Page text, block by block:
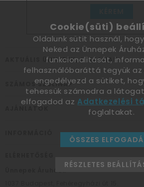
AKTUÁLIS ÜNNEPEK, ALKALMAK
SZÁMOS SZÜLINAP
AJÁNLATOK
Ünnepek Áruháza
Cookie(süti)
Oldalunk sütit használ,
Neked az Ünnepek
funkcionalitását,
felhasználóbaráttá tegyük az
engedélyezd a sütiket,
tehessük számodra a
elfogadod az Adatkezelési
foglaltakat.
ÖSSZES
RÉSZLETES